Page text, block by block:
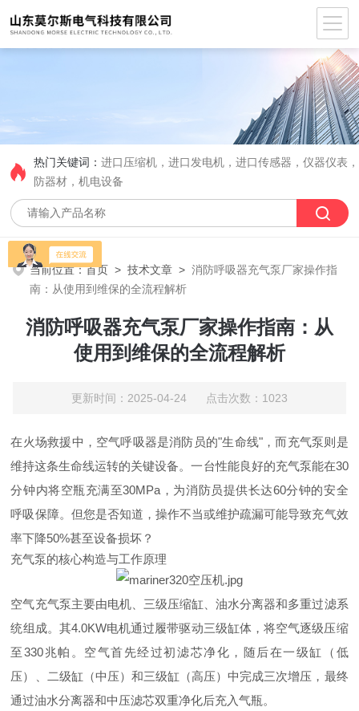
热门关键词：进口压缩机，进口发电机，进口传感器，仪器仪表
防器材，机电设备
当前位置：首页 >技术文章 >消防呼吸器充气泵厂家操作指
南：从使用到维保的全流程解析
消防呼吸器充气泵厂家操作指南：从
使用到维保的全流程解析
更新时间：2025-04-24 点击次数：1023
在火场救援中，空气呼吸器是消防员的"生命线"，而充气泵则是
维持这条生命线运转的关键设备。一台性能良好的充气泵能在30
分钟内将空瓶充满至30MPa，为消防员提供长达60分钟的安全
呼吸保障。但您是否知道，操作不当或维护疏漏可能导致充气效
率下降50%甚至设备损坏？
充气泵的核心构造与工作原理
空气充气泵主要由电机、三级压缩缸、油水分离器和多重过滤系
统组成。其4.0KW电机通过履带驱动三级缸体，将空气逐级压缩
至330兆帕。空气首先经过初滤芯净化，随后在一级缸（低
压）、二级缸（中压）和三级缸（高压）中完成三次增压，最终
通过油水分离器和中压滤芯双重净化后充入气瓶。